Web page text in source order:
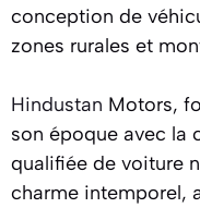
conception de
zones rurales et
Hindustan Motors,
son époque avec la
qualifiée de voiture
charme intemporel,